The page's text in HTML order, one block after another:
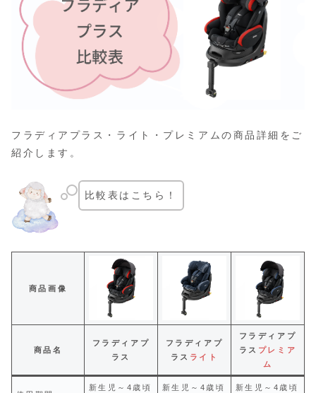
フラディアプラス・ライト・プレミアムの商品詳細をご
紹介します。
比較表はこちら！
商品画像
商品名
フラディアプ
ラス
フラディアプ
ラス ライト
フラディアプ
ラス プレミア
ム
新生児～4歳頃
新生児～4歳頃
新生児～4歳頃